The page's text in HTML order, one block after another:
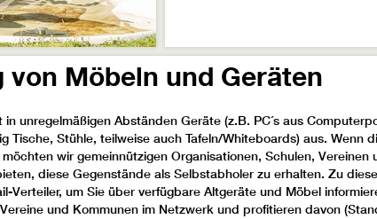
von Möbeln und Geräten
unregelmäßigen Abständen Geräte (z.B. PC´s aus
Tische, Stühle, teilweise auch Tafeln/Whiteboards) aus. Wenn
wir gemeinnützigen Organisationen, Schulen, Vereinen
diese Gegenstände als Selbstabholer zu erhalten. Zu
Verteiler, um Sie über verfügbare Altgeräte und Möbel
und Kommunen im Netzwerk und profitieren davon